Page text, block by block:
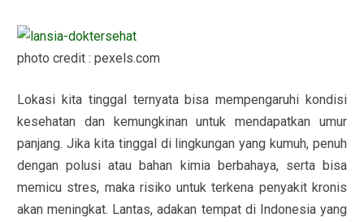
photo credit : pexels.com
Lokasi kita tinggal ternyata bisa mempengaruhi kondisi
kesehatan dan kemungkinan untuk mendapatkan umur
panjang. Jika kita tinggal di lingkungan yang kumuh, penuh
dengan polusi atau bahan kimia berbahaya, serta bisa
memicu stres, maka risiko untuk terkena penyakit kronis
akan meningkat. Lantas, adakan tempat di Indonesia yang